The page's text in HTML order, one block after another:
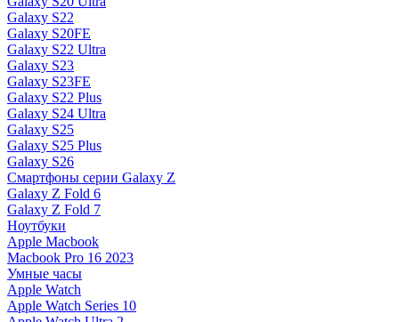
Galaxy S22
Galaxy S20FE
Galaxy S22 Ultra
Galaxy S23
Galaxy S23FE
Galaxy S22 Plus
Galaxy S24 Ultra
Galaxy S25
Galaxy S25 Plus
Galaxy S26
Смартфоны серии Galaxy Z
Galaxy Z Fold 6
Galaxy Z Fold 7
Ноутбуки
Apple Macbook
Macbook Pro 16 2023
Умные часы
Apple Watch
Apple Watch Series 10